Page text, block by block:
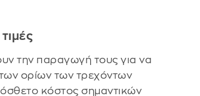
την παραγωγή τους για να
ορίων των τρεχόντων
κόστος σημαντικών